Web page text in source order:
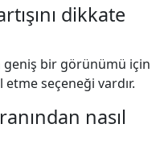
dikkate
geniş bir görünümü için
etme seçeneği vardır.
nasıl